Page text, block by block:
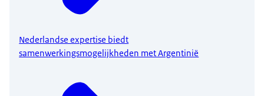
Nederlandse expertise biedt
samenwerkingsmogelijkheden met Argentinië